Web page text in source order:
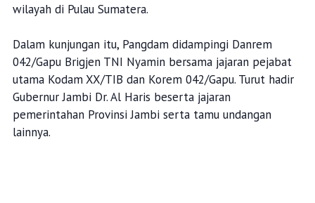
wilayah di Pulau Sumatera.
Dalam kunjungan itu, Pangdam didampingi Danrem
042/Gapu Brigjen TNI Nyamin bersama jajaran pejabat
utama Kodam XX/TIB dan Korem 042/Gapu. Turut hadir
Gubernur Jambi Dr. Al Haris beserta jajaran
pemerintahan Provinsi Jambi serta tamu undangan
lainnya.